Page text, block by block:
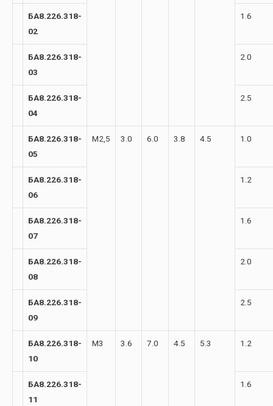
БА8.226.318-
02
1.6
БА8.226.318-
03
2.0
БА8.226.318-
04
2.5
БА8.226.318-
05
М2,5 3.0 6.0 3.8 4.5 1.0
БА8.226.318-
06
1.2
БА8.226.318-
07
1.6
БА8.226.318-
08
2.0
БА8.226.318-
09
2.5
БА8.226.318-
10
М3 3.6 7.0 4.5 5.3 1.2
БА8.226.318-
11
1.6